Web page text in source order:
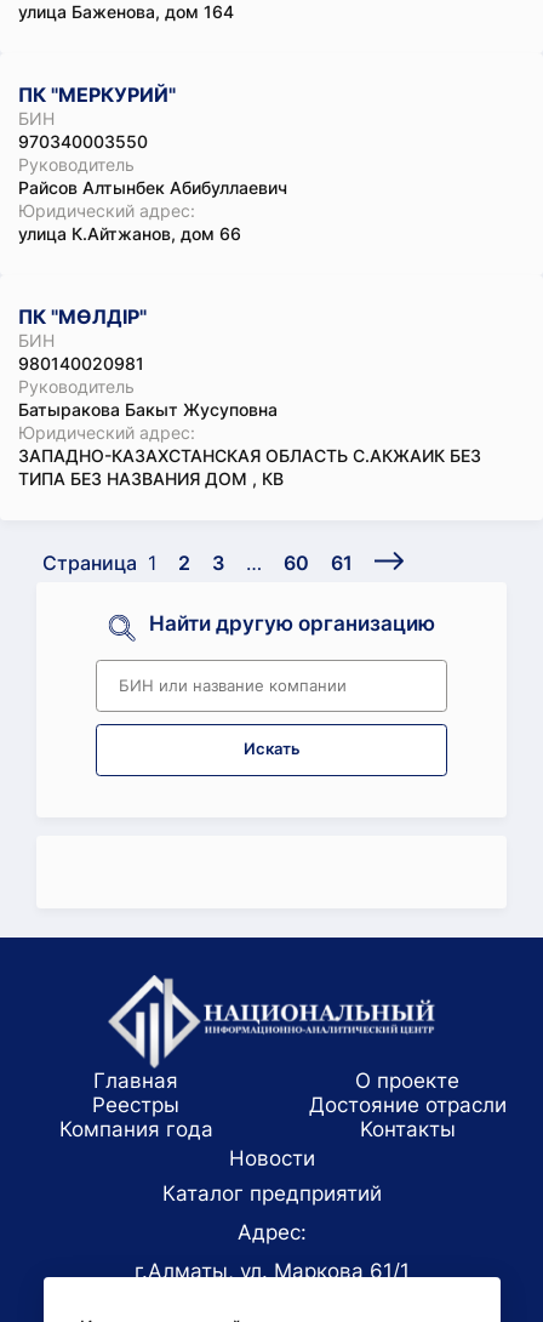
улица Баженова, дом 164
ПК "МЕРКУРИЙ"
БИН
970340003550
Руководитель
Райсов Алтынбек Абибуллаевич
Юридический адрес:
улица К.Айтжанов, дом 66
ПК "МӨЛДІР"
БИН
980140020981
Руководитель
Батыракова Бакыт Жусуповна
Юридический адрес:
ЗАПАДНО-КАЗАХСТАНСКАЯ ОБЛАСТЬ С.АКЖАИК БЕЗ
ТИПА БЕЗ НАЗВАНИЯ ДОМ , КВ
Страница 1 2 3 … 60 61
Найти другую организацию
Искать
Главная
О проекте
Реестры
Достояние отрасли
Компания года
Koнтaкты
Новости
Каталог предприятий
Адрес:
г.Алматы, ул. Маркова 61/1